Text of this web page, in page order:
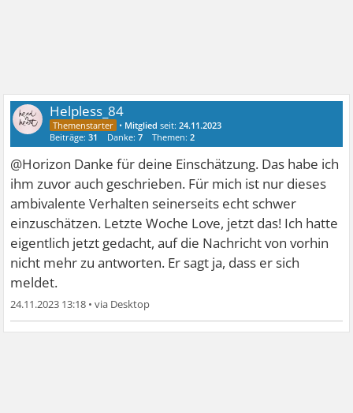
Helpless_84
• Mitglied seit:24.11.2023
Beiträge:31 Danke:7 Themen:2
@Horizon Danke für deine Einschätzung. Das habe ich
ihm zuvor auch geschrieben. Für mich ist nur dieses
ambivalente Verhalten seinerseits echt schwer
einzuschätzen. Letzte Woche Love, jetzt das! Ich hatte
eigentlich jetzt gedacht, auf die Nachricht von vorhin
nicht mehr zu antworten. Er sagt ja, dass er sich
meldet.
24.11.2023 13:18 •